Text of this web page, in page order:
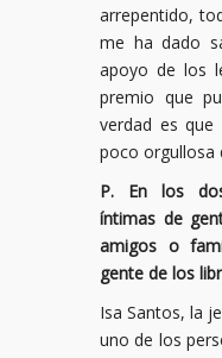
arrepentido,
me ha dado
apoyo de los
premio que
verdad es
poco orgullosa
P. En los
íntimas de
amigos o
gente de los
Isa Santos, la
uno de los